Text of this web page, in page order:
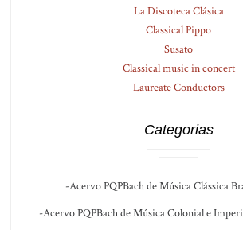
La Discoteca Clásica
Classical Pippo
Susato
Classical music in concert
Laureate Conductors
Categorias
-Acervo PQPBach de Música Clássica
-Acervo PQPBach de Música Colonial e